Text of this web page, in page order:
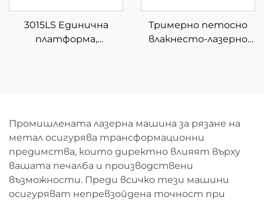
3015LS Единична
платформа,
Тримерно петосно
влакнесто-лазерно
Промишлената лазерна машина за рязане на
метал осигурява трансформационни
предимства, които директно влияят върху
вашата печалба и производствени
възможности. Преди всичко тези машини
осигуряват непревзойдена точност при